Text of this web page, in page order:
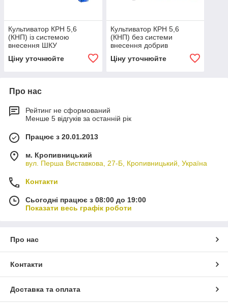
Культиватор КРН 5,6
(КНП) із системою
внесення ШКУ
Ціну уточнюйте
Культиватор КРН 5,6
(КНП) без системи
внесення добрив
Ціну уточнюйте
Про нас
Рейтинг не сформований
Менше 5 відгуків за останній рік
Працює з 20.01.2013
м. Кропивницький
вул. Перша Виставкова, 27-Б, Кропивницький, Україна
Контакти
Сьогодні працює з 08:00 до 19:00
Показати весь графік роботи
Про нас
Контакти
Доставка та оплата